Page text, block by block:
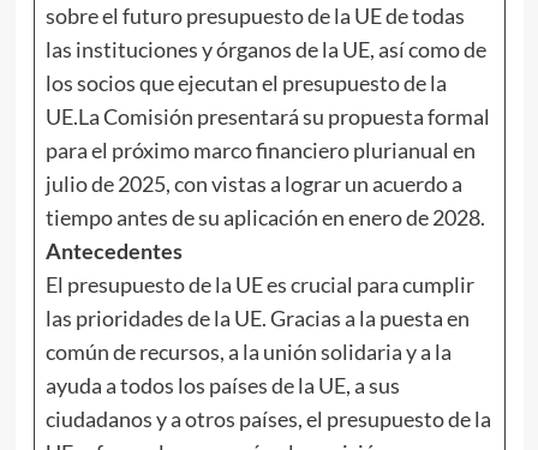
sobre el futuro presupuesto de la UE de todas
las instituciones y órganos de la UE, así como de
los socios que ejecutan el presupuesto de la
UE.La Comisión presentará su propuesta formal
para el próximo marco financiero plurianual en
julio de 2025, con vistas a lograr un acuerdo a
tiempo antes de su aplicación en enero de 2028.
Antecedentes
El presupuesto de la UE es crucial para cumplir
las prioridades de la UE. Gracias a la puesta en
común de recursos, a la unión solidaria y a la
ayuda a todos los países de la UE, a sus
ciudadanos y a otros países, el presupuesto de la